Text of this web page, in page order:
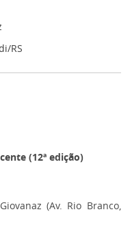
RS
(12ª edição)
(Av. Rio Branco,